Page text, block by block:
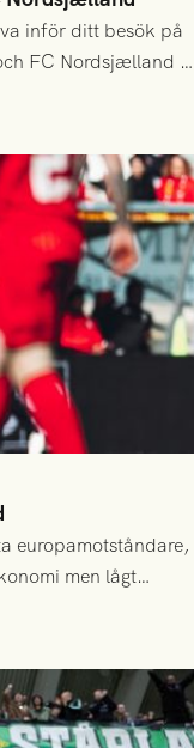
inför ditt besök på
FC Nordsjælland i
på torsdag
europamotståndare,
men lågt
och individuell